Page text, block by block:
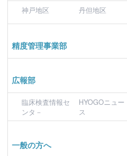
神戸地区 丹但地区
精度管理事業部
広報部
臨床検査情報セ
ンタ－
HYOGOニュー
ス
一般の方へ